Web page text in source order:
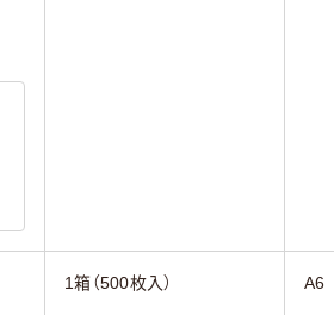
1箱（500枚入） A6